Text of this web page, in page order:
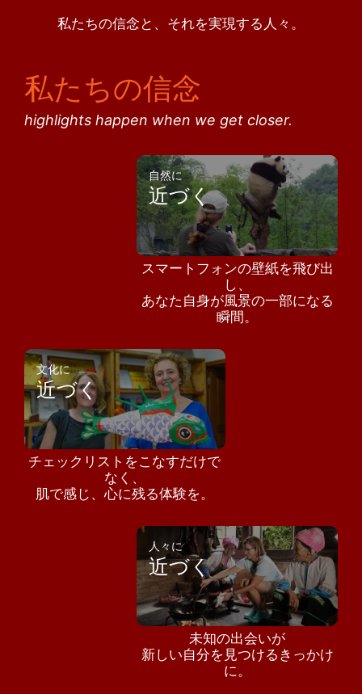
私たちの信念と、それを実現する人々。
私たちの信念
highlights happen when we get closer.
自然に
近づく
スマートフォンの壁紙を飛び出
し、
あなた自身が風景の一部になる
瞬間。
文化に
近づく
チェックリストをこなすだけで
なく、
肌で感じ、心に残る体験を。
人々に
近づく
未知の出会いが
新しい自分を見つけるきっかけ
に。